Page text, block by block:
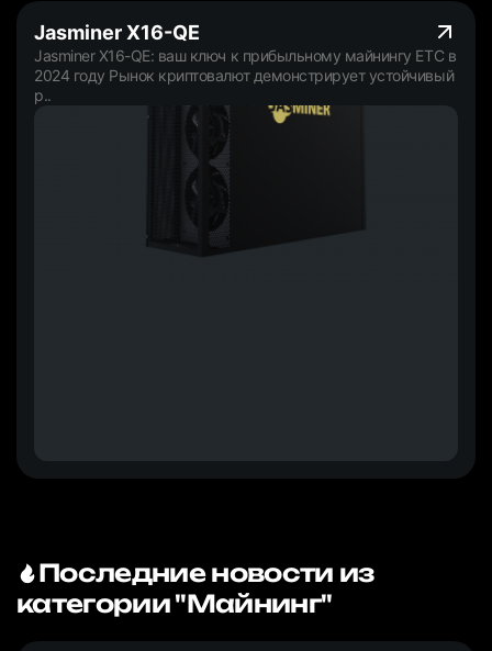
Jasminer X16-QE
Jasminer X16-QE: ваш ключ к прибыльному майнингу ETC в
2024 году Рынок криптовалют демонстрирует устойчивый
р..
Последние новости из
категории "Майнинг"